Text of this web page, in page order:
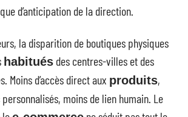
d’anticipation de la direction.
la disparition de boutiques physiques
habitués des centres-villes et des
Moins d’accès direct aux produits,
moins de lien humain. Le